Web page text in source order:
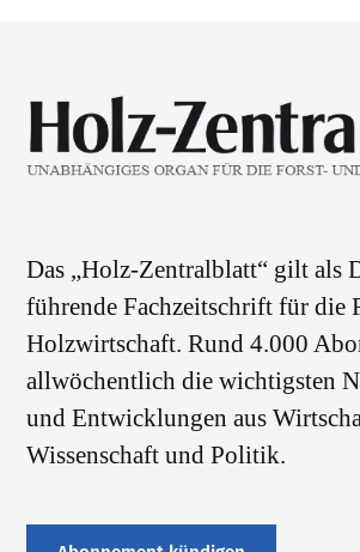
Das „Holz-Zentralblatt“ gilt als
führende Fachzeitschrift für die
Holzwirtschaft. Rund 4.000
allwöchentlich die wichtigsten
und Entwicklungen aus
Wissenschaft und Politik.